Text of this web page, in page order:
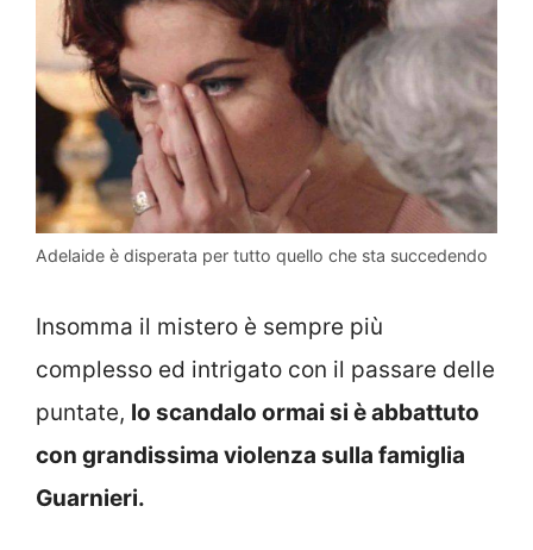
Adelaide è disperata per tutto quello che sta succedendo
Insomma il mistero è sempre più
complesso ed intrigato con il passare delle
puntate, lo scandalo ormai si è abbattuto
con grandissima violenza sulla famiglia
Guarnieri.